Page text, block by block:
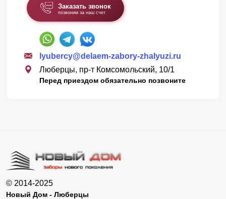
Заказать звонок
позвоним за наш счет
lyubercy@delaem-zabory-zhalyuzi.ru
Люберцы, пр-т Комсомольский, 10/1
Перед приездом обязательно позвоните
© 2014-2025
Новый Дом - Люберцы